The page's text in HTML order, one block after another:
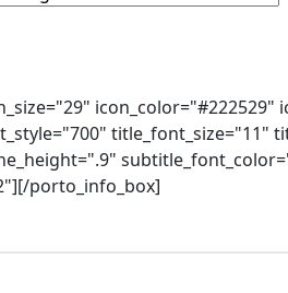
icon_color="#222529"
title_font_size="11"
porto_info_box]